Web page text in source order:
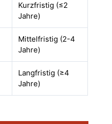
Kurzfristig (≤2
Jahre)
Mittelfristig (2-4
Jahre)
Langfristig (≥4
Jahre)